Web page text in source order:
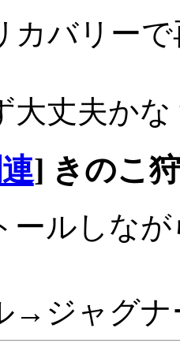
カバリー
大丈夫かな
] きのこ
ールしな
→ジャグナ